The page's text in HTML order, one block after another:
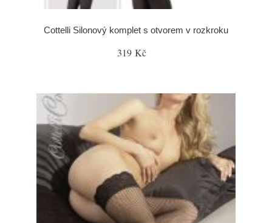
Cottelli Silonový komplet s otvorem v rozkroku
319 Kč